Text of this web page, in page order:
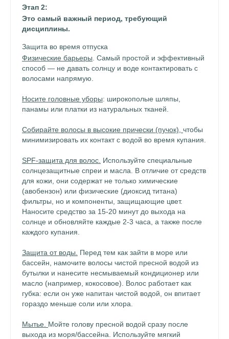
Этап 2:
Это самый важный период, требующий
дисциплины.
Защита во время отпуска
Физические барьеры . Самый простой и эффективный
способ — не давать солнцу и воде контактировать с
волосами напрямую.
Носите головные уборы: широкополые шляпы,
панамы или платки из натуральных тканей.
Собирайте волосы в высокие прически (пучок), чтобы
минимизировать их контакт с водой во время купания.
SPF-защита для волос. Используйте специальные
солнцезащитные спреи и масла. В отличие от средств
для кожи, они содержат не только химические
(авобензон) или физические (диоксид титана)
фильтры, но и компоненты, защищающие цвет.
Наносите средство за 15-20 минут до выхода на
солнце и обновляйте каждые 2-3 часа, а также после
каждого купания.
Защита от воды.
Перед тем как зайти в море или
бассейн, намочите волосы чистой пресной водой из
бутылки и нанесите несмываемый кондиционер или
масло (например, кокосовое). Волос работает как
губка: если он уже напитан чистой водой, он впитает
гораздо меньше соли или хлора.
Мытье. Мойте голову пресной водой сразу после
выхода из моря/бассейна. Используйте мягкий